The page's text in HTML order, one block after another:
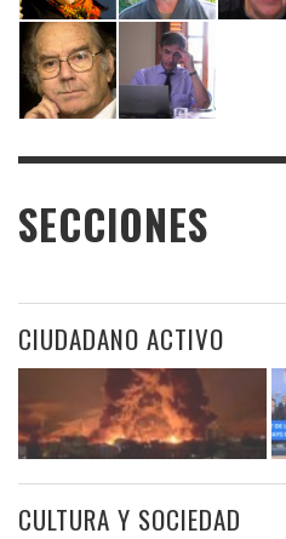
SECCIONES
CIUDADANO ACTIVO
CULTURA Y SOCIEDAD